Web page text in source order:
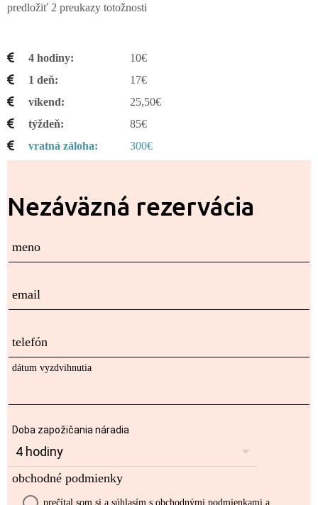
predložiť 2 preukazy totožnosti
4 hodiny
10€
1 deň
17€
víkend
25,50€
týždeň
85€
vratná záloha
300€
Nezáväzná rezervácia
meno
email
telefón
dátum vyzdvihnutia
Doba zapožičania náradia
obchodné podmienky
prečítal som si a súhlasím s obchodnými podmienkami a